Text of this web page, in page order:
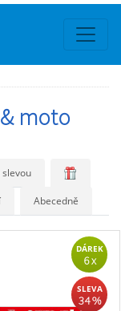
moto
slevou
Abecedně
DÁREK
6 x
SLEVA
34 %